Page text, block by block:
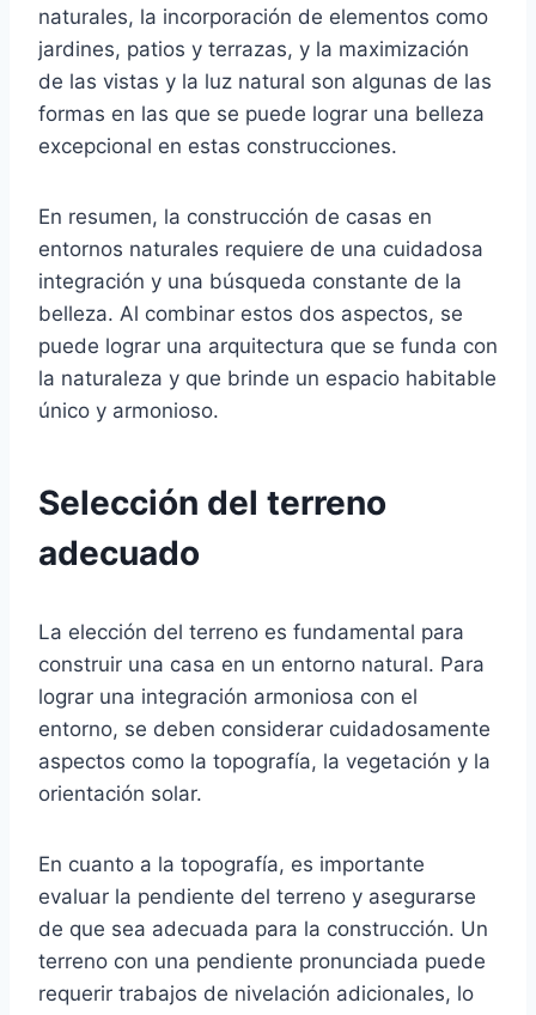
naturales, la incorporación de elementos como
jardines, patios y terrazas, y la maximización
de las vistas y la luz natural son algunas de las
formas en las que se puede lograr una belleza
excepcional en estas construcciones.
En resumen, la construcción de casas en
entornos naturales requiere de una cuidadosa
integración y una búsqueda constante de la
belleza. Al combinar estos dos aspectos, se
puede lograr una arquitectura que se funda con
la naturaleza y que brinde un espacio habitable
único y armonioso.
Selección del terreno
adecuado
La elección del terreno es fundamental para
construir una casa en un entorno natural. Para
lograr una integración armoniosa con el
entorno, se deben considerar cuidadosamente
aspectos como la topografía, la vegetación y la
orientación solar.
En cuanto a la topografía, es importante
evaluar la pendiente del terreno y asegurarse
de que sea adecuada para la construcción. Un
terreno con una pendiente pronunciada puede
requerir trabajos de nivelación adicionales, lo